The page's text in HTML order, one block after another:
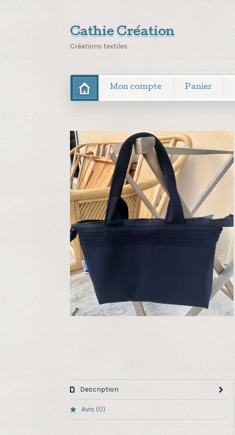
Cathie Création
Créations textiles
Mon compte Panier
Description
Avis (0)